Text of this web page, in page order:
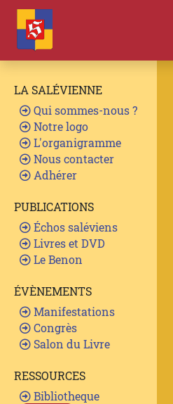
LA SALÉVIENNE
Qui sommes-nous ?
Notre logo
L'organigramme
Nous contacter
Adhérer
PUBLICATIONS
Échos saléviens
Livres et DVD
Le Benon
ÉVÈNEMENTS
Manifestations
Congrès
Salon du Livre
RESSOURCES
Bibliotheque